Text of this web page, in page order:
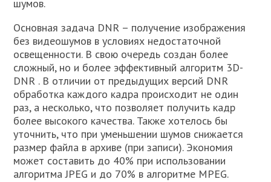
шумов.
Основная задача DNR – получение изображения
без видеошумов в условиях недостаточной
освещенности. В свою очередь создан более
сложный, но и более эффективный алгоритм 3D-
DNR . В отличии от предыдущих версий DNR
обработка каждого кадра происходит не один
раз, а несколько, что позволяет получить кадр
более высокого качества. Также хотелось бы
уточнить, что при уменьшении шумов снижается
размер файла в архиве (при записи). Экономия
может составить до 40% при использовании
алгоритма JPEG и до 70% в алгоритме MPEG.